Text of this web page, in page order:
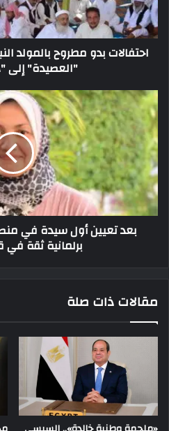
احتفالات بدو مطروح بالمولد
"العصيدة"
بعد تعيين أول سيدة في
برلمانية ثقة في
مقالات ذات صلة